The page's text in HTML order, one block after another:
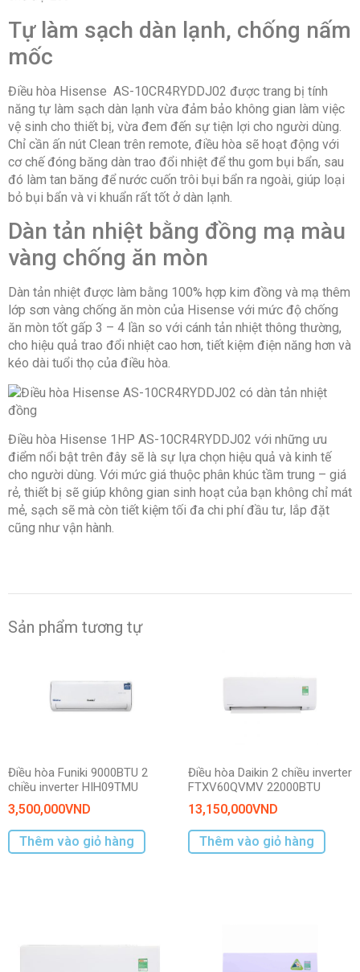
Tự làm sạch dàn lạnh, chống nấm
mốc
Điều hòa Hisense AS-10CR4RYDDJ02 được trang bị tính
năng tự làm sạch dàn lạnh vừa đảm bảo không gian làm việc
vệ sinh cho thiết bị, vừa đem đến sự tiện lợi cho người dùng.
Chỉ cần ấn nút Clean trên remote, điều hòa sẽ hoạt động với
cơ chế đóng băng dàn trao đổi nhiệt để thu gom bụi bẩn, sau
đó làm tan băng để nước cuốn trôi bụi bẩn ra ngoài, giúp loại
bỏ bụi bẩn và vi khuẩn rất tốt ở dàn lạnh.
Dàn tản nhiệt bằng đồng mạ màu
vàng chống ăn mòn
Dàn tản nhiệt được làm bằng 100% hợp kim đồng và mạ thêm
lớp sơn vàng chống ăn mòn của Hisense với mức độ chống
ăn mòn tốt gấp 3 – 4 lần so với cánh tản nhiệt thông thường,
cho hiệu quả trao đổi nhiệt cao hơn, tiết kiệm điện năng hơn và
kéo dài tuổi thọ của điều hòa.
Điều hòa Hisense 1HP AS-10CR4RYDDJ02 với những ưu
điểm nổi bật trên đây sẽ là sự lựa chọn hiệu quả và kinh tế
cho người dùng. Với mức giá thuộc phân khúc tầm trung – giá
rẻ, thiết bị sẽ giúp không gian sinh hoạt của bạn không chỉ mát
mẻ, sạch sẽ mà còn tiết kiệm tối đa chi phí đầu tư, lắp đặt
cũng như vận hành.
Sản phẩm tương tự
Điều hòa Funiki 9000BTU 2
chiều inverter HIH09TMU
3,500,000VND
Thêm vào giỏ hàng
Điều hòa Daikin 2 chiều inverter
FTXV60QVMV 22000BTU
13,150,000VND
Thêm vào giỏ hàng